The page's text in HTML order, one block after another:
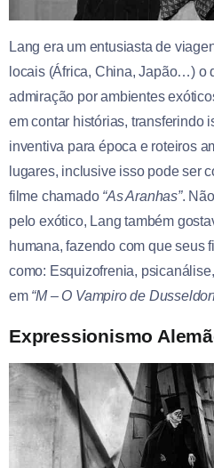
Lang era um entusiasta de
locais (África, China, Japão…) o
admiração por ambientes
em contar histórias, transferindo
inventiva para época e roteiros
lugares, inclusive isso pode ser
filme chamado “As Aranhas”.
pelo exótico, Lang também
humana, fazendo com que seus
como: Esquizofrenia,
em “M – O Vampiro de
Expressionismo